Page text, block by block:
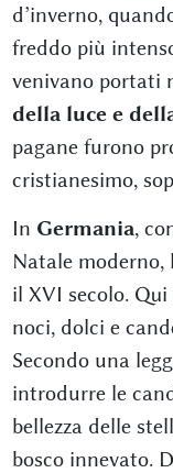
d’inverno,
freddo più
venivano portati
della luce e
pagane furono
cristianesimo,
In Germania,
Natale
il XVI secolo.
noci, dolci e
Secondo una
introdurre le
bellezza delle
bosco innevato.